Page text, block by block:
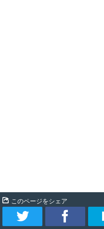
このページをシェア